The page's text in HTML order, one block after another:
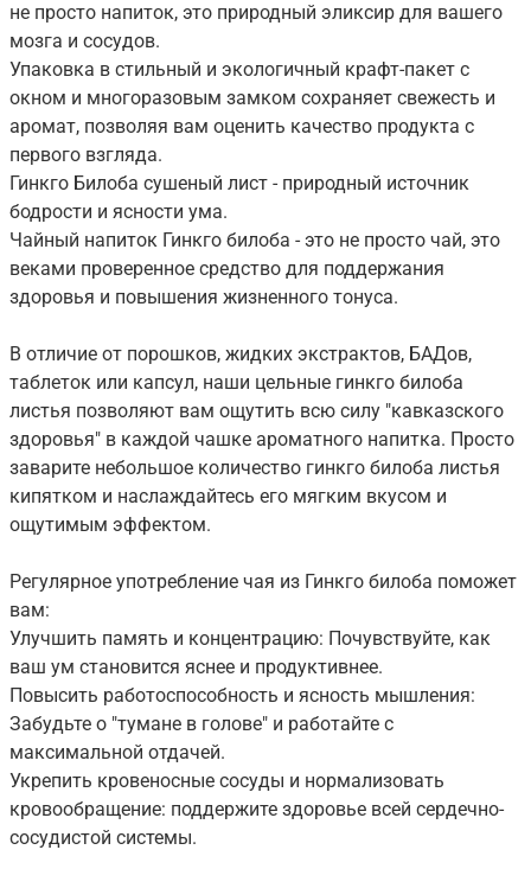
не просто напиток, это природный эликсир для вашего
мозга и сосудов.
Упаковка в стильный и экологичный крафт-пакет с
окном и многоразовым замком сохраняет свежесть и
аромат, позволяя вам оценить качество продукта с
первого взгляда.
Гинкго Билоба сушеный лист - природный источник
бодрости и ясности ума.
Чайный напиток Гинкго билоба - это не просто чай, это
веками проверенное средство для поддержания
здоровья и повышения жизненного тонуса.
В отличие от порошков, жидких экстрактов, БАДов,
таблеток или капсул, наши цельные гинкго билоба
листья позволяют вам ощутить всю силу "кавказского
здоровья" в каждой чашке ароматного напитка. Просто
заварите небольшое количество гинкго билоба листья
кипятком и наслаждайтесь его мягким вкусом и
ощутимым эффектом.
Регулярное употребление чая из Гинкго билоба поможет
вам:
Улучшить память и концентрацию: Почувствуйте, как
ваш ум становится яснее и продуктивнее.
Повысить работоспособность и ясность мышления:
Забудьте о "тумане в голове" и работайте с
максимальной отдачей.
Укрепить кровеносные сосуды и нормализовать
кровообращение: поддержите здоровье всей сердечно-
сосудистой системы.